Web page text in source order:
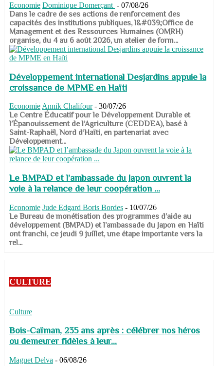
Economie Dominique Domerçant - 07/08/26
Dans le cadre de ses actions de renforcement des
capacités des institutions publiques, l&#039;Office de
Management et des Ressources Humaines (OMRH)
organise, du 4 au 6 août 2026, un atelier de form...
Développement international Desjardins appuie la
croissance de MPME en Haïti
Economie Annik Chalifour - 30/07/26
​​​​​​​Le Centre Éducatif pour le Développement Durable et
l’Épanouissement de l’Agriculture (CEDDEA), basé à
Saint-Raphaël, Nord d’Haïti, en partenariat avec
Développement...
Le BMPAD et l’ambassade du Japon ouvrent la
voie à la relance de leur coopération ...
Economie Jude Edgard Boris Bordes - 10/07/26
​​​​​​​Le Bureau de monétisation des programmes d’aide au
développement (BMPAD) et l’ambassade du Japon en Haïti
ont franchi, ce jeudi 9 juillet, une étape importante vers la
rel...
CULTURE
Culture
Bois-Caïman, 235 ans après : célébrer nos héros
ou demeurer fidèles à leur...
Maguet Delva - 06/08/26